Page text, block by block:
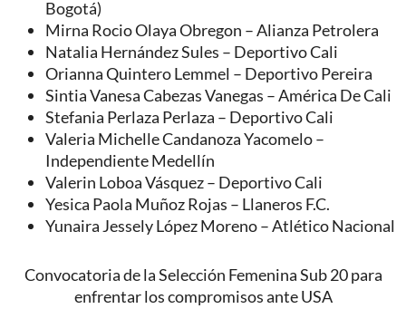
Bogotá)
Mirna Rocio Olaya Obregon – Alianza Petrolera
Natalia Hernández Sules – Deportivo Cali
Orianna Quintero Lemmel – Deportivo Pereira
Sintia Vanesa Cabezas Vanegas – América De Cali
Stefania Perlaza Perlaza – Deportivo Cali
Valeria Michelle Candanoza Yacomelo –
Independiente Medellín
Valerin Loboa Vásquez – Deportivo Cali
Yesica Paola Muñoz Rojas – Llaneros F.C.
Yunaira Jessely López Moreno – Atlético Nacional
Convocatoria de la Selección Femenina Sub 20 para
enfrentar los compromisos ante USA